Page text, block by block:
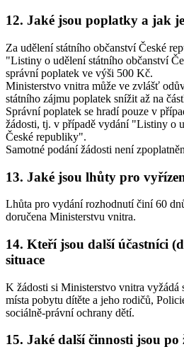
12. Jaké jsou poplatky a jak
Za udělení státního občanství České
"Listiny o udělení státního občanství
správní poplatek ve výši 500 Kč.
Ministerstvo vnitra může ve zvlášť
státního zájmu poplatek snížit až na
Správní poplatek se hradí pouze v
žádosti, tj. v případě vydání "Listiny o
České republiky".
Samotné podání žádosti není
13. Jaké jsou lhůty pro
Lhůta pro vydání rozhodnutí činí 60
doručena Ministerstvu vnitra.
14. Kteří jsou další účastníci
situace
K žádosti si Ministerstvo vnitra vyžádá
místa pobytu dítěte a jeho rodičů,
sociálně-právní ochrany dětí.
15. Jaké další činnosti jsou